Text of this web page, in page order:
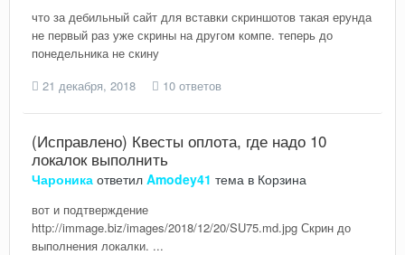
что за дебильный сайт для вставки скриншотов такая ерунда
не первый раз уже скрины на другом компе. теперь до
понедельника не скину
21 декабря, 2018
10 ответов
(Исправлено) Квесты оплота, где надо 10
локалок выполнить
Чароника ответил Amodey41 тема в Корзина
вот и подтверждение
http://immage.biz/images/2018/12/20/SU75.md.jpg Скрин до
выполнения локалки. ...